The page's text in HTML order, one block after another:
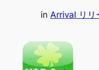
in Arrival リリ